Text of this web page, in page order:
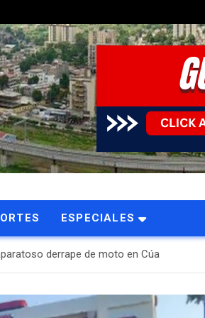
ESPECIALES
derrape de moto en Cúa